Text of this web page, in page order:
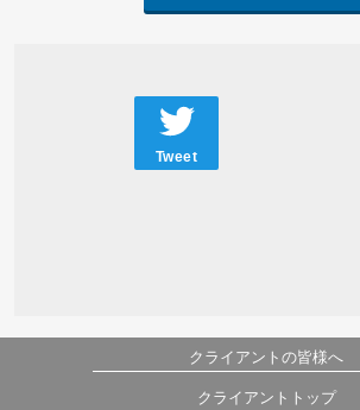
Tweet
クライアントの皆様へ
クライアントトップ